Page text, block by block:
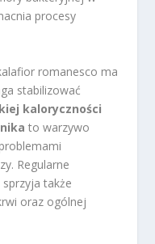
procesy
romanesco ma
stabilizować
kaloryczności
to warzywo
Regularne
także
oraz ogólnej